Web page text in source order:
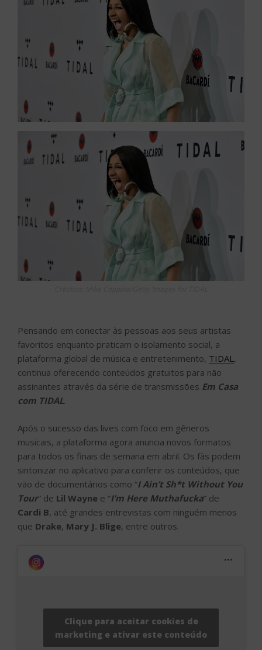
Pensando em conectar às pessoas aos seus artistas
favoritos enquanto praticam o isolamento social, a
plataforma global de música e entretenimento, TIDAL,
continua oferecendo conteúdos gratuitos para não
assinantes através da série de transmissões Em Casa
com TIDAL.
Após o sucesso das lives com foco em gêneros
musicais, a plataforma agora anuncia novos formatos
para todos os finais de semana em abril. Os fãs podem
sintonizar no aplicativo para conferir os conteúdos, que
vão de documentários como “I Ain’t Sh*t Without You
Tour” de Lil Wayne e “I’m Here Muthafucka” de
Cardi B, até grandes entrevistas com ninguém menos
que Drake, Mary J. Blige, entre outros.
Clique para aceitar cookies de
marketing e ativar este conteúdo